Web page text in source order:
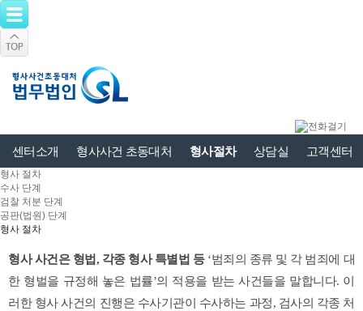
센터소개 형사사건 초동대처 형사절차 상담실 고객센터
형사 절차
수사 단계
검찰 처분 단계
공판(법원) 단계
형사 절차
형사 사건은 형법, 각종 형사 특별법 등‘범죄의 종류 및 각 범죄에 대
한 형벌을 규정해 놓은 법률’의 적용을 받는 사건들을 말합니다. 이
러한 형사 사건의 진행은 수사기관이 수사하는 과정, 검사의 각종 처